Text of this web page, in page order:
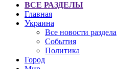
ВСЕ РАЗДЕЛЫ
Главная
Украина
Все новости раздела
События
Политика
Город